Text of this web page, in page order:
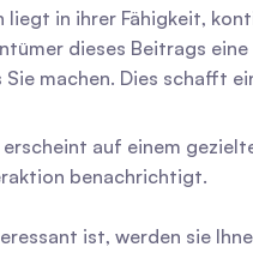
in ihrer Fähigkeit,
dieses Beitrags
machen. Dies schafft
auf einem
benachrichtigt.
ist, werden sie